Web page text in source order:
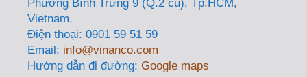
Phường Bình Trưng 9 (Q.2 cũ), Tp.HCM,
Vietnam.
Điện thoại: 0901 59 51 59
Email: info@vinanco.com
Hướng dẫn đi đường: Google maps